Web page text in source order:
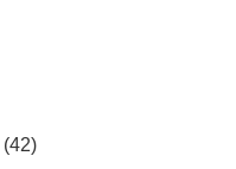
(42)